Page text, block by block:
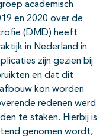
academisch
en 2020 over de
(DMD) heeft
in Nederland in
zijn gezien bij
en dat dit
kon worden
redenen werd
te staken. Hierbij is
genomen wordt,